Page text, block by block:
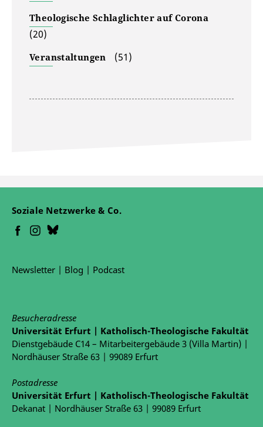
Theologische Schlaglichter auf Corona
(20)
Veranstaltungen (51)
Soziale Netzwerke & Co.
Newsletter | Blog | Podcast
Besucheradresse
Universität Erfurt | Katholisch-Theologische Fakultät
Dienstgebäude C14 – Mitarbeitergebäude 3 (Villa Martin) |
Nordhäuser Straße 63 | 99089 Erfurt
Postadresse
Universität Erfurt | Katholisch-Theologische Fakultät
Dekanat | Nordhäuser Straße 63 | 99089 Erfurt